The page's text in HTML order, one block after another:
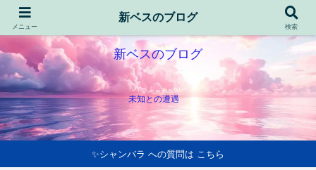
新ベスのブログ
未知との遭遇
✨シャンバラ への質問は こちら
メニュー
新ベスのブログ
検索